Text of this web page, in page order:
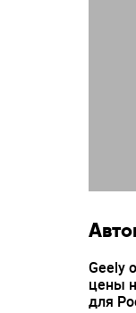
Geely
цены
для